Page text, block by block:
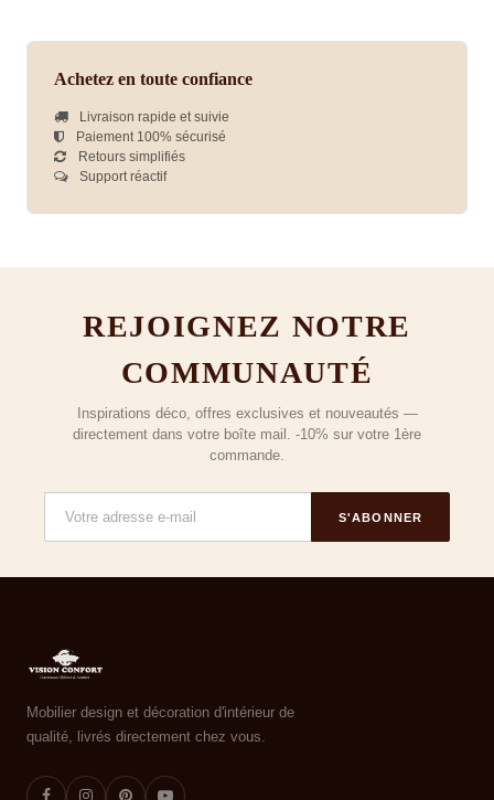
Achetez en toute confiance
Livraison rapide et suivie
Paiement 100% sécurisé
Retours simplifiés
Support réactif
REJOIGNEZ NOTRE
COMMUNAUTÉ
Inspirations déco, offres exclusives et nouveautés —
directement dans votre boîte mail. -10% sur votre 1ère
commande.
S'ABONNER
Mobilier design et décoration d'intérieur de
qualité, livrés directement chez vous.